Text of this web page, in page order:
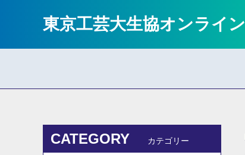
東京工芸大生協オンライン
CATEGORY カテゴリー